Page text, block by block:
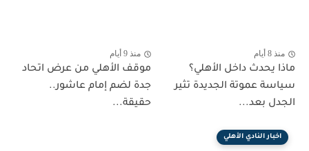
منذ 8 أيام
ماذا يحدث داخل الأهلي؟
سياسة عموتة الجديدة تثير
الجدل بعد...
منذ 9 أيام
موقف الأهلي من عرض اتحاد
جدة لضم إمام عاشور..
حقيقة...
اخبار النادي الأهلي